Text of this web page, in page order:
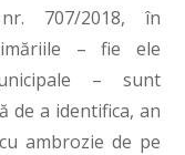
707/2018, în
– fie ele
– sunt
de a identifica, an
ambrozie de pe